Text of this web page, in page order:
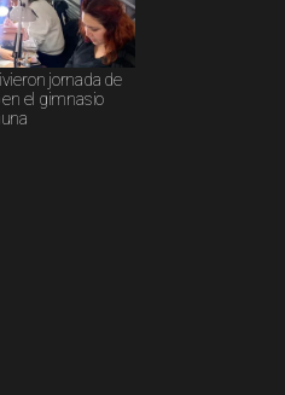
jornada de
el gimnasio